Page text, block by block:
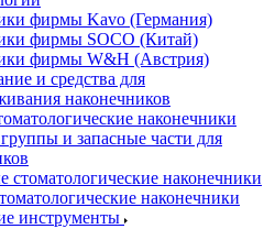
фирмы Kavo (Германия)
фирмы SOCO (Китай)
фирмы W&H (Австрия)
и средства для
наконечников
наконечники
и запасные части для
стоматологические наконечники
наконечники
инструменты